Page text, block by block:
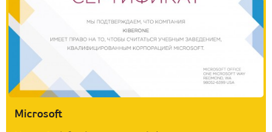
Microsoft